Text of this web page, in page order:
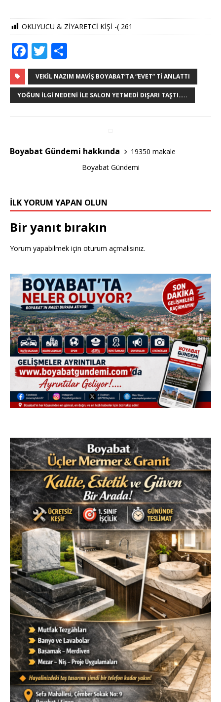
OKUYUCU & ZİYARETCİ KİŞİ -( 261
F
a
c
e
o
k
T
w
it
te
h
ar
e
VEKIL NAZIM MAVIŞ BOYABAT’TA “EVET” TI ANLATTI
YOĞUN İLGI NEDENI İLE SALON YETMEDI DIŞARI TAŞTI…..
Boyabat Gündemi hakkında
19350 makale
Boyabat Gündemi
İLK YORUM YAPAN OLUN
Bir yanıt bırakın
Yorum yapabilmek için oturum açmalısınız.